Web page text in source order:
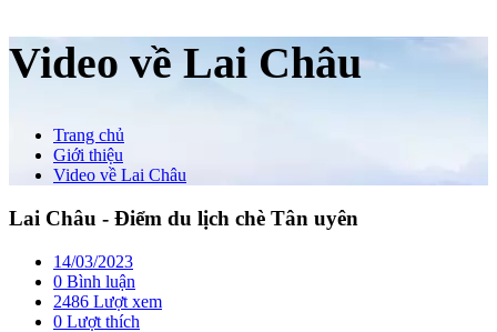
Video về Lai Châu
Trang chủ
Giới thiệu
Video về Lai Châu
Lai Châu - Điểm du lịch chè Tân uyên
14/03/2023
0 Bình luận
2486 Lượt xem
0 Lượt thích